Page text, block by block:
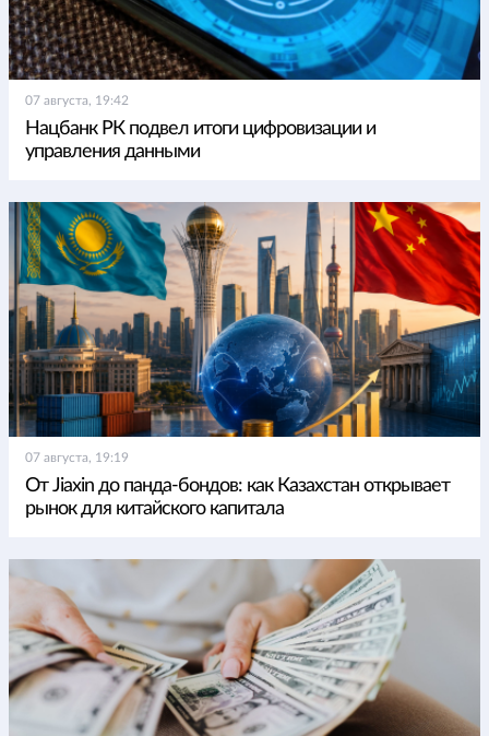
07 августа, 19:42
Нацбанк РК подвел итоги цифровизации и
управления данными
07 августа, 19:19
От Jiaxin до панда-бондов: как Казахстан открывает
рынок для китайского капитала